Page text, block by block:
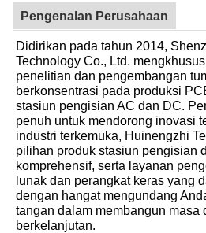
Pengenalan Perusahaan
Didirikan pada tahun 2014,
Technology Co., Ltd.
penelitian dan pengembangan
berkonsentrasi pada produksi
stasiun pengisian AC dan DC.
penuh untuk mendorong inovasi
industri terkemuka, Huinengzhi
pilihan produk stasiun pengisian
komprehensif, serta layanan
lunak dan perangkat keras yang
dengan hangat mengundang
tangan dalam membangun masa
berkelanjutan.